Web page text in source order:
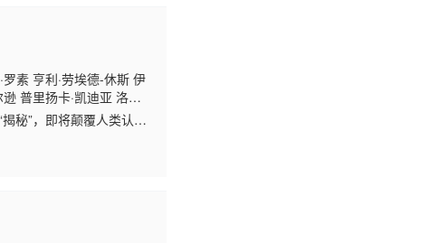
罗素 亨利·劳埃德-休斯 伊
普里扬卡·凯迪亚 洛拉·
里 埃利奥特·维拉尔 诺
秘”，即将颠覆人类认